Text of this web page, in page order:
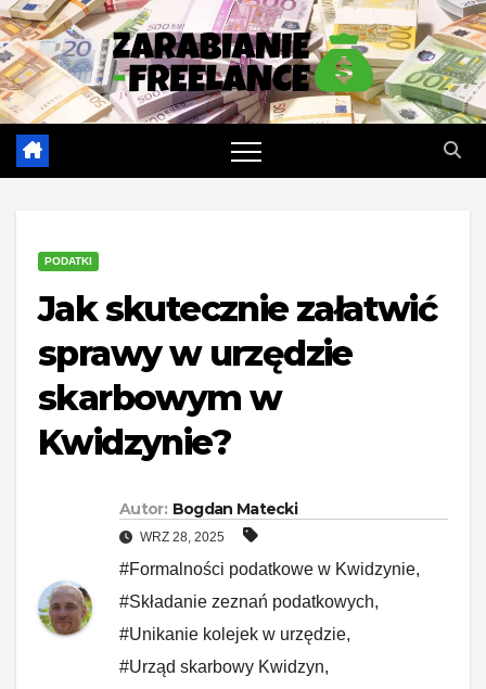
Skip
to
content
PODATKI
Jak skutecznie załatwić
sprawy w urzędzie
skarbowym w
Kwidzynie?
Autor: Bogdan Matecki
WRZ 28, 2025
#Formalności podatkowe w Kwidzynie,
#Składanie zeznań podatkowych,
#Unikanie kolejek w urzędzie,
#Urząd skarbowy Kwidzyn,